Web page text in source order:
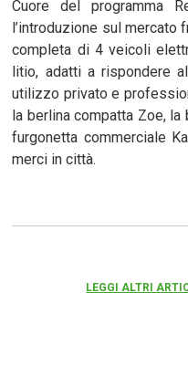
Cuore del programma
l’introduzione sul mercato
completa di 4 veicoli
litio, adatti a rispondere
utilizzo privato e
la berlina compatta Zoe, la
furgonetta commerciale
merci in città.
LEGGI ALTRI